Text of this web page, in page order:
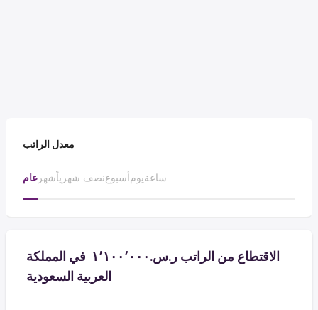
معدل الراتب
عام شهرنصف شهرياًأسبوعيومساعة
الاقتطاع من الراتب ر.س.‏١٬١٠٠٬٠٠٠ ‏ في المملكة
العربية السعودية